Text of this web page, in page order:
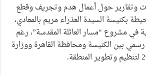
وتقارير حول أعمال هدم وتجريف وقطع
بكنيسة السيدة العذراء مريم بالمعادي،
في مشروع “مسار العائلة المقدسة”، رغم
بين الكنيسة ومحافظة القاهرة ووزارة